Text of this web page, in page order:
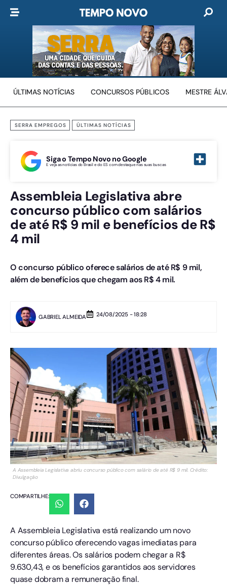
ÚLTIMAS NOTÍCIAS CONCURSOS PÚBLICOS MESTRE
SERRA EMPREGOS ÚLTIMAS NOTÍCIAS
Siga o Tempo Novo no Google
E veja as notícias do Brasil e do ES com destaque nas suas buscas
Assembleia Legislativa abre
concurso público com salários
de até R$ 9 mil e benefícios de R$
4 mil
O concurso público oferece salários de até R$ 9 mil,
além de benefícios que chegam aos R$ 4 mil.
GABRIEL ALMEIDA 24/08/2025 - 18:28
A Assembleia Legislativa abriu concurso público com salário de até R$ 9 mil. Crédito:
Divulgação
COMPARTILHE:
A Assembleia Legislativa está realizando um novo
concurso público oferecendo vagas imediatas para
diferentes áreas. Os salários podem chegar a R$
9.630,43, e os benefícios garantidos aos servidores
quase dobram a remuneração final.